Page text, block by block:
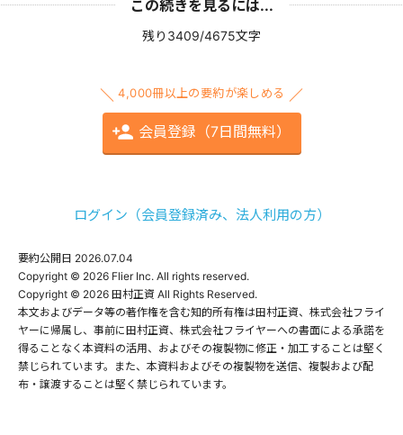
この続きを見るには...
残り3409/4675文字
4,000冊以上の要約が楽しめる
会員登録（7日間無料）
ログイン（会員登録済み、法人利用の方）
要約公開日 2026.07.04
Copyright © 2026 Flier Inc. All rights reserved.
Copyright © 2026 田村正資 All Rights Reserved.
本文およびデータ等の著作権を含む知的所有権は田村正資、株式会社フライ
ヤーに帰属し、事前に田村正資、株式会社フライヤーへの書面による承諾を
得ることなく本資料の活用、およびその複製物に修正・加工することは堅く
禁じられています。また、本資料およびその複製物を送信、複製および配
布・譲渡することは堅く禁じられています。